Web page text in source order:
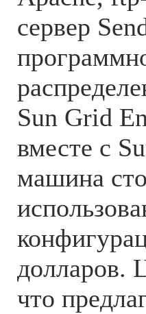
сервер
Sun Grid
вместе с
машина
долларов.
что